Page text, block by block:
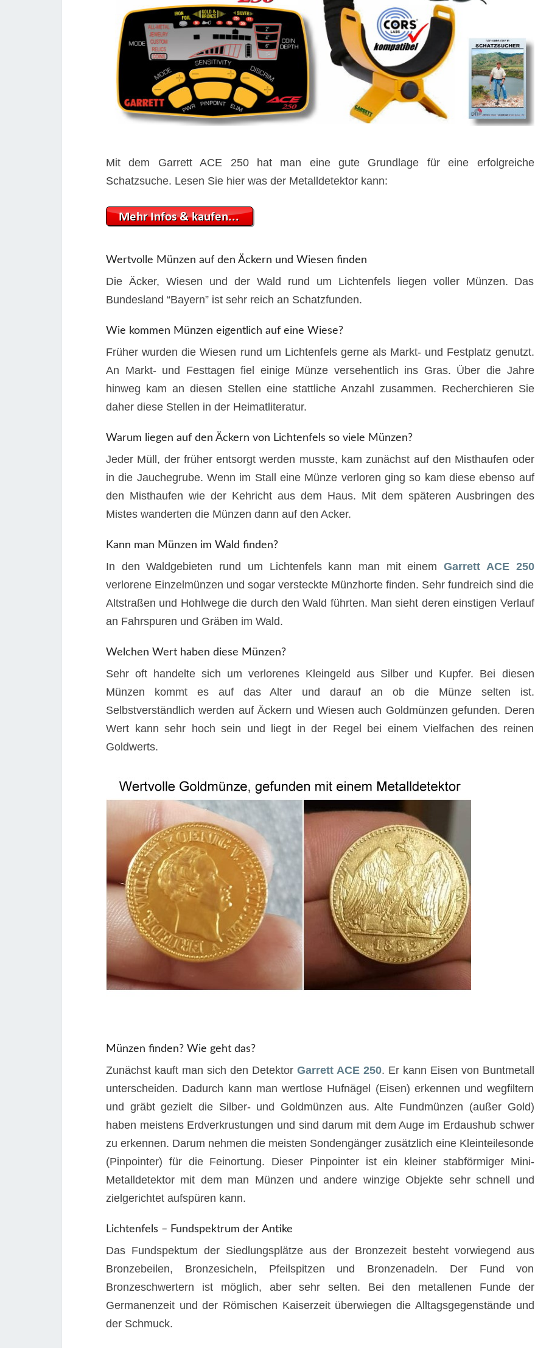
Mit dem Garrett ACE 250 hat man eine gute Grundlage für eine erfolgreiche
Schatzsuche. Lesen Sie hier was der Metalldetektor kann:
Wertvolle Münzen auf den Äckern und Wiesen finden
Die Äcker, Wiesen und der Wald rund um Lichtenfels liegen voller Münzen. Das
Bundesland “Bayern” ist sehr reich an Schatzfunden.
Wie kommen Münzen eigentlich auf eine Wiese?
Früher wurden die Wiesen rund um Lichtenfels gerne als Markt- und Festplatz genutzt.
An Markt- und Festtagen fiel einige Münze versehentlich ins Gras. Über die Jahre
hinweg kam an diesen Stellen eine stattliche Anzahl zusammen. Recherchieren Sie
daher diese Stellen in der Heimatliteratur.
Warum liegen auf den Äckern von Lichtenfels so viele Münzen?
Jeder Müll, der früher entsorgt werden musste, kam zunächst auf den Misthaufen oder
in die Jauchegrube. Wenn im Stall eine Münze verloren ging so kam diese ebenso auf
den Misthaufen wie der Kehricht aus dem Haus. Mit dem späteren Ausbringen des
Mistes wanderten die Münzen dann auf den Acker.
Kann man Münzen im Wald finden?
In den Waldgebieten rund um Lichtenfels kann man mit einemGarrett ACE 250
verlorene Einzelmünzen und sogar versteckte Münzhorte finden. Sehr fundreich sind die
Altstraßen und Hohlwege die durch den Wald führten. Man sieht deren einstigen Verlauf
an Fahrspuren und Gräben im Wald.
Welchen Wert haben diese Münzen?
Sehr oft handelte sich um verlorenes Kleingeld aus Silber und Kupfer. Bei diesen
Münzen kommt es auf das Alter und darauf an ob die Münze selten ist.
Selbstverständlich werden auf Äckern und Wiesen auch Goldmünzen gefunden. Deren
Wert kann sehr hoch sein und liegt in der Regel bei einem Vielfachen des reinen
Goldwerts.
Münzen finden? Wie geht das?
Zunächst kauft man sich den Detektor Garrett ACE 250. Er kann Eisen von Buntmetall
unterscheiden. Dadurch kann man wertlose Hufnägel (Eisen) erkennen und wegfiltern
und gräbt gezielt die Silber- und Goldmünzen aus. Alte Fundmünzen (außer Gold)
haben meistens Erdverkrustungen und sind darum mit dem Auge im Erdaushub schwer
zu erkennen. Darum nehmen die meisten Sondengänger zusätzlich eine Kleinteilesonde
(Pinpointer) für die Feinortung. Dieser Pinpointer ist ein kleiner stabförmiger Mini-
Metalldetektor mit dem man Münzen und andere winzige Objekte sehr schnell und
zielgerichtet aufspüren kann.
Lichtenfels – Fundspektrum der Antike
Das Fundspektum der Siedlungsplätze aus der Bronzezeit besteht vorwiegend aus
Bronzebeilen, Bronzesicheln, Pfeilspitzen und Bronzenadeln. Der Fund von
Bronzeschwertern ist möglich, aber sehr selten. Bei den metallenen Funde der
Germanenzeit und der Römischen Kaiserzeit überwiegen die Alltagsgegenstände und
der Schmuck.